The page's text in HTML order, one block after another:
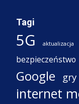
Tagi
5G aktualizacja
bezpieczeństwo
Google gry
internet